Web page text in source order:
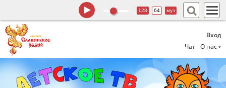
Вход
Чат
О нас
128 64 муз